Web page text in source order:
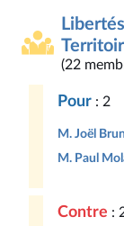
(22
Pour : 2
M. Joël
M. Paul
Contre :